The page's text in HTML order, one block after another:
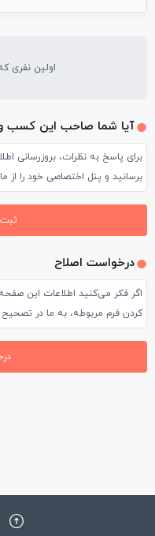
اولین نفری
آیا شما صاحب این کسب
برای پاسخ به نظرات، بروزرسانی
برسانید و پنل اختصاصی خود را از
درخواست اصلاح
اگر فکر می‌کنید اطلاعات این صفحه
کردن فرم مربوطه، به ما در